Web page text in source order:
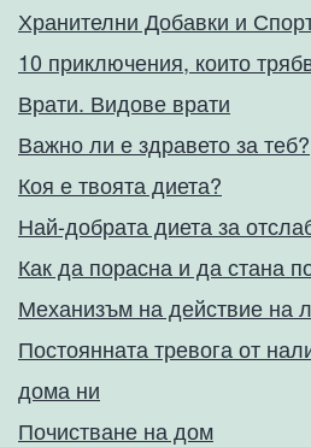
Хранителни Добавки и
10 приключения, които
Врати. Видове врати
Важно ли е здравето за теб?
Коя е твоята диета?
Най-добрата диета за
Как да порасна и да стана
Механизъм на действие на
Постоянната тревога от
дома ни
Почистване на дом